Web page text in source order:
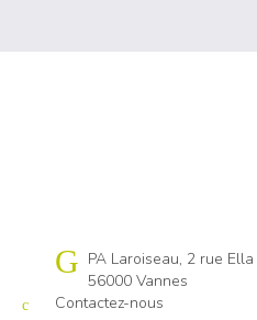
Cap emploi 56
PA Laroiseau, 2 rue
56000 Vannes
Contactez-nous